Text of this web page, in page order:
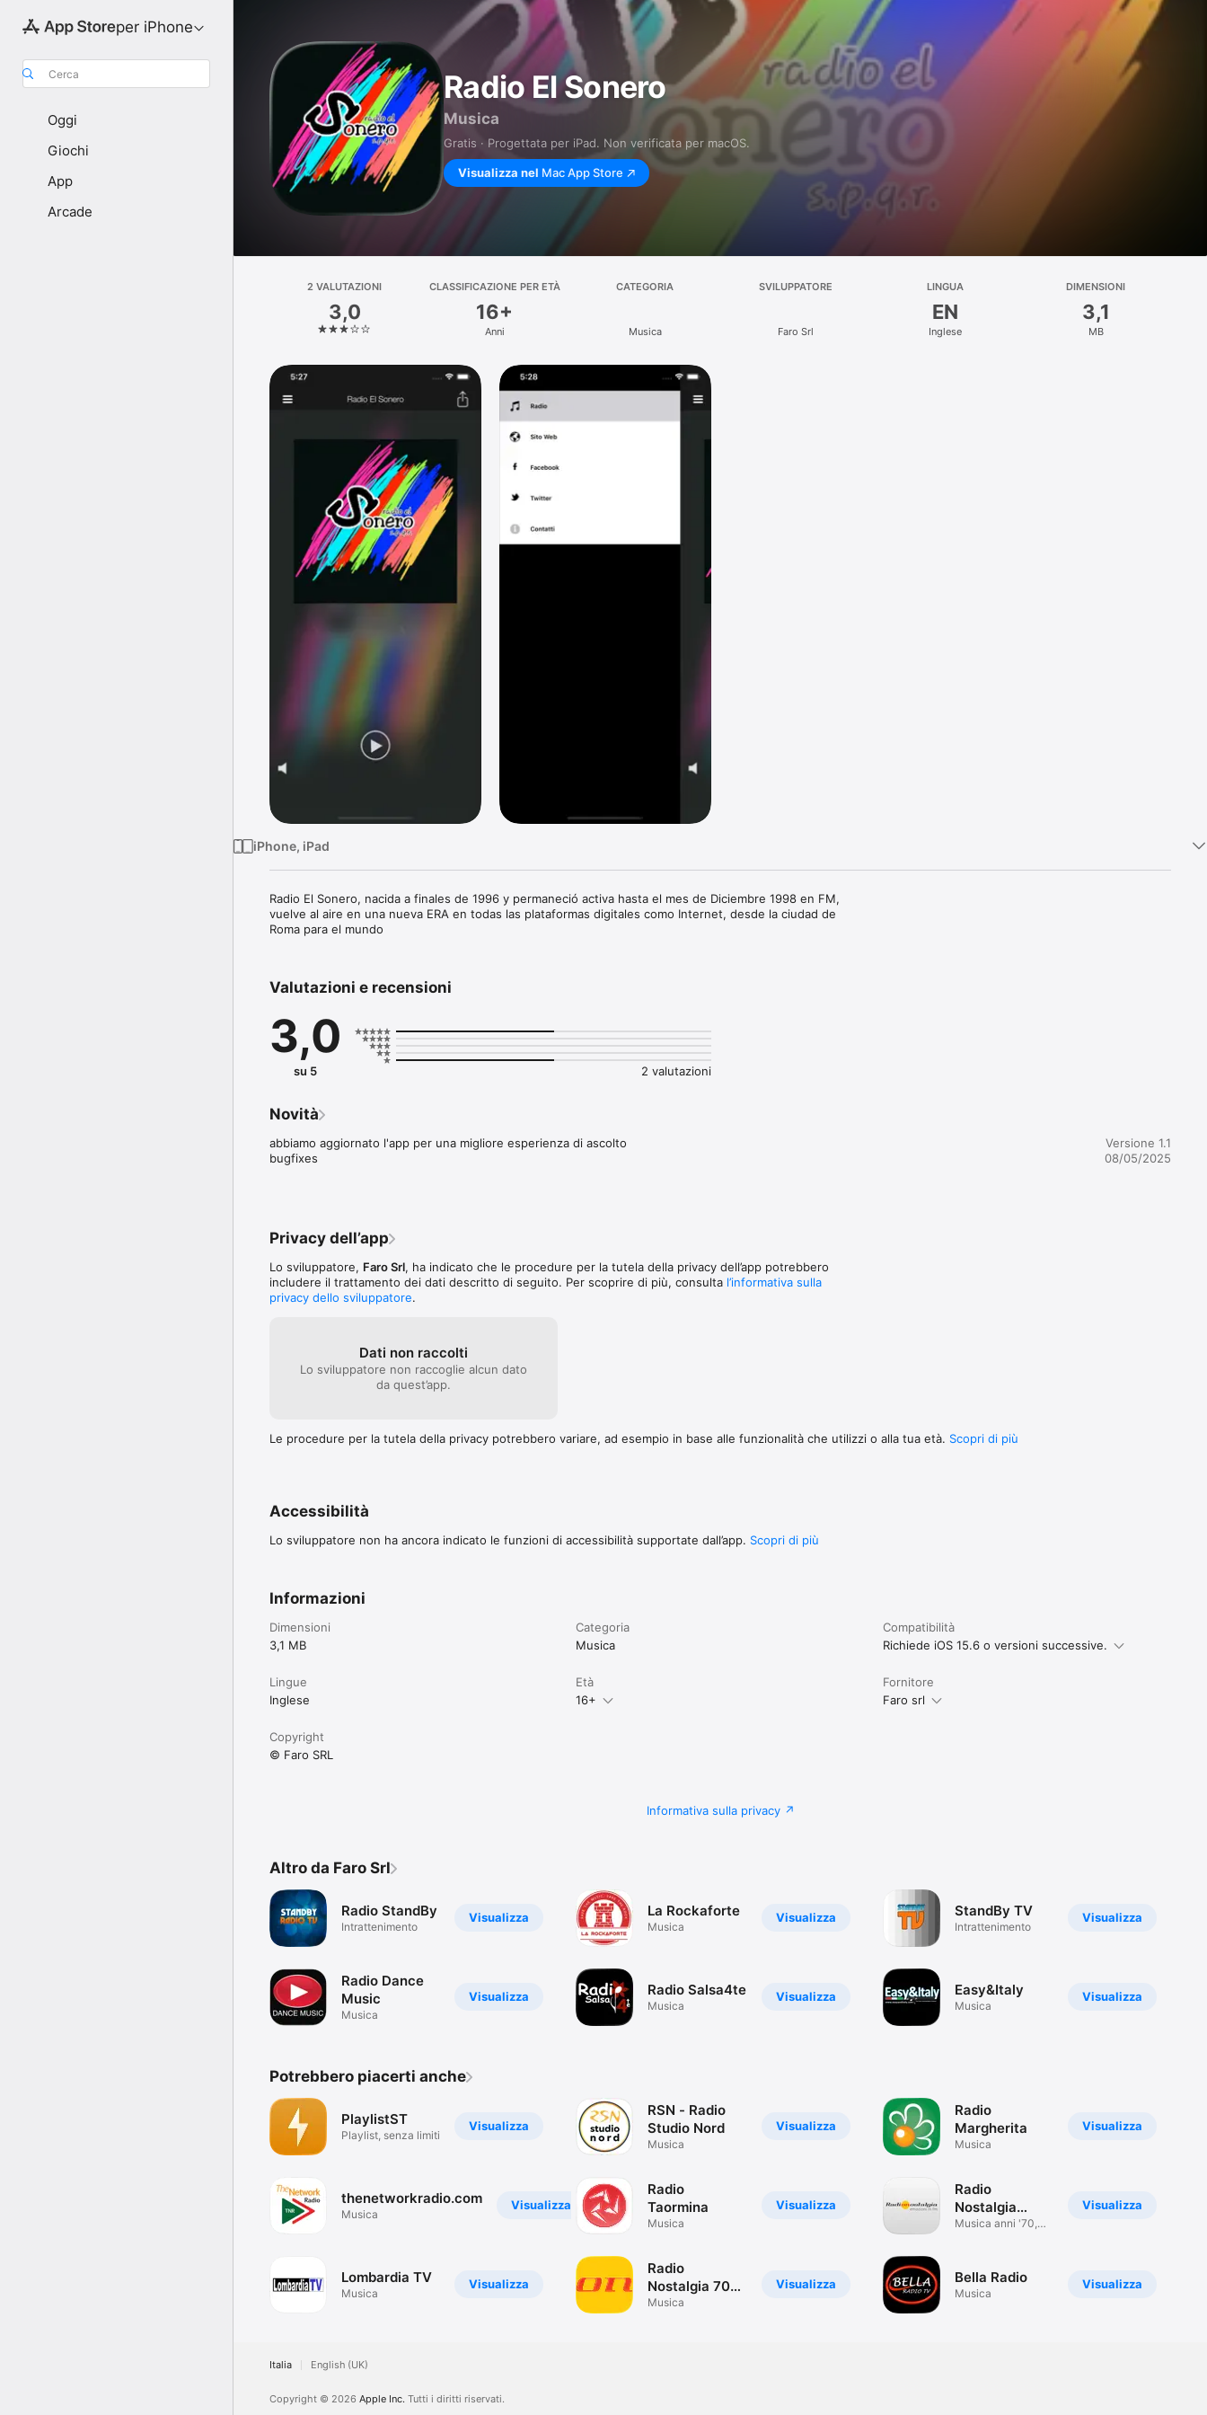
per iPhone
Cerca
Oggi
Giochi
App
Arcade
Radio El Sonero
Musica
Gratis · Progettata per iPad. Non verificata per macOS.
Visualizza nel Mac App Store
2 VALUTAZIONI
3,0
CLASSIFICAZIONE PER ETÀ
16+
Anni
CATEGORIA
Musica
SVILUPPATORE
Faro Srl
LINGUA
EN
Inglese
DIMENSIONI
3,1
MB
iPhone, iPad
Radio El Sonero, nacida a finales de 1996 y permaneció activa hasta el mes de Diciembre 1998 en FM,
vuelve al aire en una nueva ERA en todas las plataformas digitales como Internet, desde la ciudad de
Roma para el mundo
Valutazioni e recensioni
3,0
su 5 2 valutazioni
Novità
abbiamo aggiornato l'app per una migliore esperienza di ascolto
bugfixes
Versione 1.1
08/05/2025
Privacy dell’app
Lo sviluppatore, Faro Srl, ha indicato che le procedure per la tutela della privacy dell’app potrebbero
includere il trattamento dei dati descritto di seguito. Per scoprire di più, consulta l’informativa sulla
privacy dello sviluppatore.
Dati non raccolti
Lo sviluppatore non raccoglie alcun dato
da quest’app.
Le procedure per la tutela della privacy potrebbero variare, ad esempio in base alle funzionalità che utilizzi o alla tua età. Scopri di più
Accessibilità
Lo sviluppatore non ha ancora indicato le funzioni di accessibilità supportate dall’app. Scopri di più
Informazioni
Dimensioni
3,1 MB
Categoria
Musica
Compatibilità
Richiede iOS 15.6 o versioni successive.
Lingue
Inglese
Età
16+
Fornitore
Faro srl
Copyright
© Faro SRL
Informativa sulla privacy
Altro da Faro Srl
Visualizza
Radio StandBy
Intrattenimento
Visualizza
Radio Dance
Music
Musica
Visualizza
La Rockaforte
Musica
Visualizza
Radio Salsa4te
Musica
Visualizza
StandBy TV
Intrattenimento
Visualizza
Easy&Italy
Musica
Potrebbero piacerti anche
Visualizza
PlaylistST
Playlist, senza limiti
Visualizza
thenetworkradio.com
Musica
Visualizza
Lombardia TV
Musica
Visualizza
RSN - Radio
Studio Nord
Musica
Visualizza
Radio
Taormina
Musica
Visualizza
Radio
Nostalgia 70
80 90
Musica
Visualizza
Radio
Margherita
Musica
Visualizza
Radio
Nostalgia
Liguria
Musica anni '70,
Visualizza
Bella Radio
Musica
Italia English (UK)
Copyright © 2026 Apple Inc. Tutti i diritti riservati.